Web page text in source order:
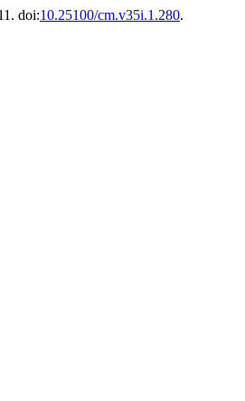
doi:10.25100/cm.v35i.1.280.